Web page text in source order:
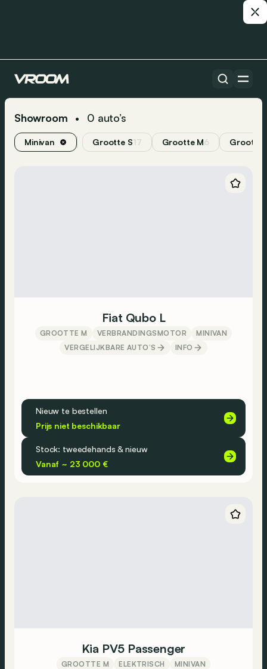
Showroom • 0 auto’s
Minivan Grootte S17 Grootte M6 Grootte
Fiat Qubo L
GROOTTE M VERBRANDINGSMOTOR
MINIVAN
VERGELIJKBARE AUTO’S
INFO
Nieuw te bestellen
Prijs niet beschikbaar
Stock: tweedehands & nieuw
Vanaf ~ 23 000 €
Kia PV5 Passenger
GROOTTE M ELEKTRISCH
MINIVAN